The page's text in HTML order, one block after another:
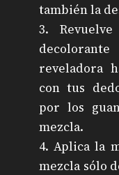
también la
3.
reveladora
con tus
por los
mezcla.
4. Aplica la
mezcla sólo